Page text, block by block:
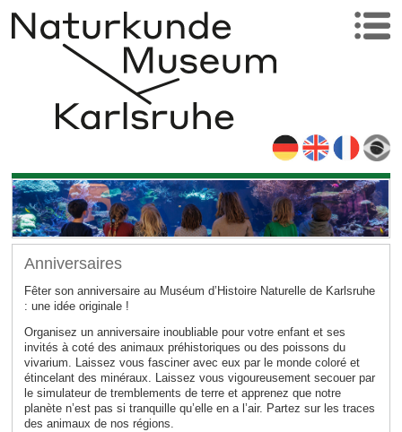
Anniversaires
Fêter son anniversaire au Muséum d’Histoire Naturelle de Karlsruhe
: une idée originale !
Organisez un anniversaire inoubliable pour votre enfant et ses
invités à coté des animaux préhistoriques ou des poissons du
vivarium. Laissez vous fasciner avec eux par le monde coloré et
étincelant des minéraux. Laissez vous vigoureusement secouer par
le simulateur de tremblements de terre et apprenez que notre
planète n’est pas si tranquille qu’elle en a l’air. Partez sur les traces
des animaux de nos régions.